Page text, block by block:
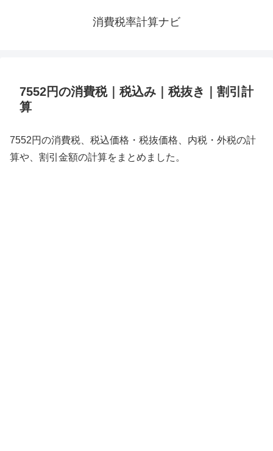
消費税率計算ナビ
7552円の消費税｜税込み｜税抜き｜割引計
算
7552円の消費税、税込価格・税抜価格、内税・外税の計
算や、割引金額の計算をまとめました。